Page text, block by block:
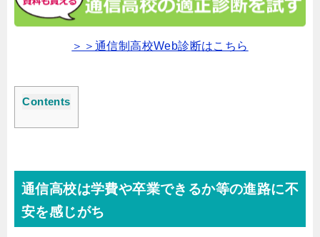
＞＞通信制高校Web診断はこちら
Contents
通信高校は学費や卒業できるか等の進路に不
安を感じがち